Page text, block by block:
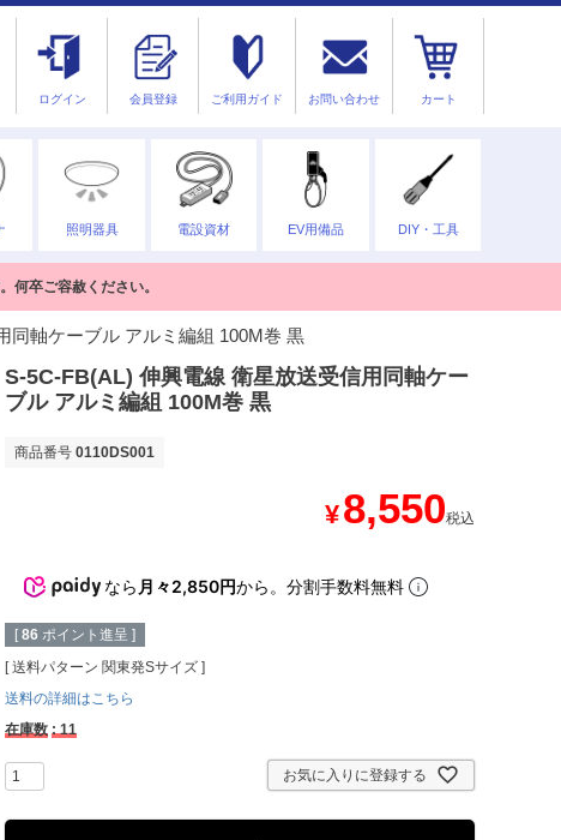
ログイン 会員登録 ご利用ガイド お問い合わせ カート
照明器具 電設資材 EV用備品 DIY・工具
何卒ご容赦ください。
同軸ケーブル アルミ編組 100M巻 黒
S-5C-FB(AL) 伸興電線 衛星放送受信用同軸ケー
ブル アルミ編組 100M巻 黒
商品番号 0110DS001
¥8,550税込
なら 月々2,850円から。分割手数料無料
[ 86 ポイント進呈 ]
送料パターン 関東発Sサイズ
送料の詳細はこちら
在庫数 11
お気に入りに登録する